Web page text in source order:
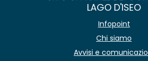
LAGO D'ISEO
Infopoint
Chi siamo
Avvisi e